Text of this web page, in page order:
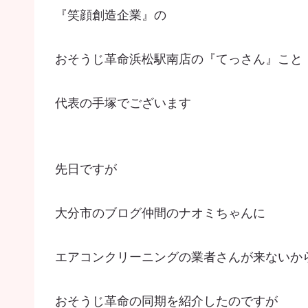
『笑顔創造企業』の
おそうじ革命浜松駅南店の『てっさん』こと
代表の手塚でございます
先日ですが
大分市のブログ仲間のナオミちゃんに
エアコンクリーニングの業者さんが来ないか
おそうじ革命の同期を紹介したのですが